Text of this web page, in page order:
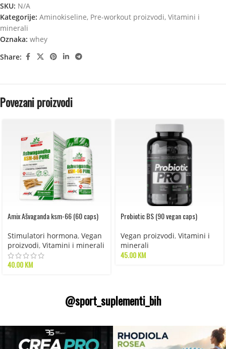
SKU: N/A
Kategorije: Aminokiseline, Pre-workout proizvodi, Vitamini i
minerali
Oznaka: whey
Share:
Povezani proizvodi
Amix Ašvaganda ksm-66 (60 caps)
Stimulatori hormona, Vegan
proizvodi, Vitamini i minerali
40.00KM
Probiotic BS (90 vegan caps)
Vegan proizvodi, Vitamini i
minerali
45.00KM
@sport_suplementi_bih